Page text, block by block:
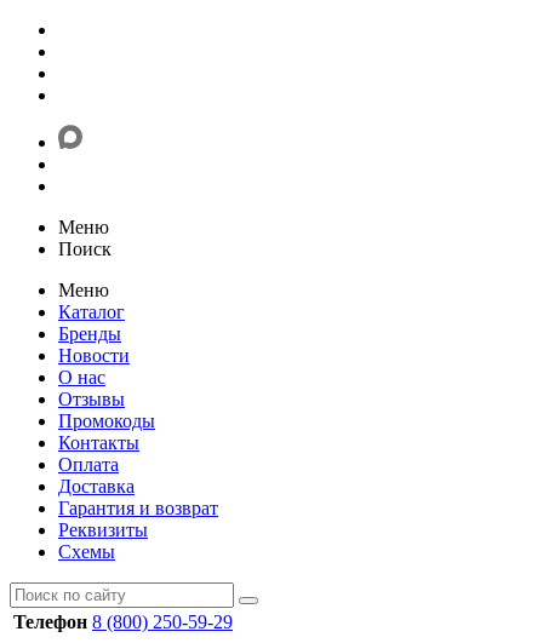
Меню
Поиск
Меню
Каталог
Бренды
Новости
О нас
Отзывы
Промокоды
Контакты
Оплата
Доставка
Гарантия и возврат
Реквизиты
Схемы
Телефон 8 (800) 250-59-29